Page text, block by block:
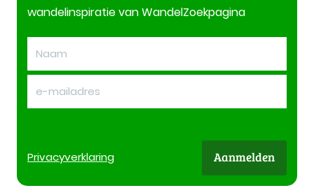
wandelinspiratie van WandelZoekpagina
Privacyverklaring Aanmelden